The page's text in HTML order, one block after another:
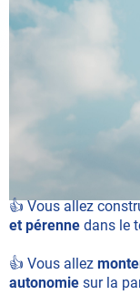
👍 Vous allez
et pérenne dans le
👍 Vous allez
autonomie sur la